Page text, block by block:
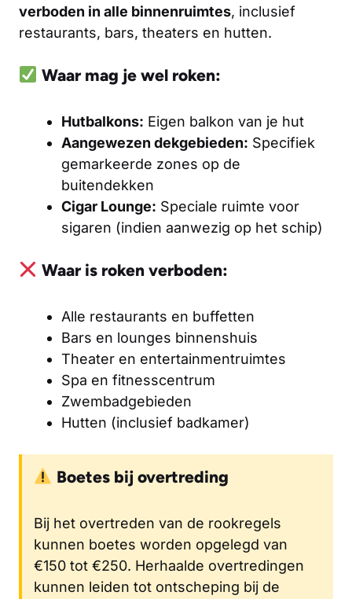
verboden in alle binnenruimtes, inclusief
restaurants, bars, theaters en hutten.
Waar mag je wel roken:
Hutbalkons: Eigen balkon van je hut
Aangewezen dekgebieden: Specifiek
gemarkeerde zones op de
buitendekken
Cigar Lounge: Speciale ruimte voor
sigaren (indien aanwezig op het schip)
Waar is roken verboden:
Alle restaurants en buffetten
Bars en lounges binnenshuis
Theater en entertainmentruimtes
Spa en fitnesscentrum
Zwembadgebieden
Hutten (inclusief badkamer)
Boetes bij overtreding
Bij het overtreden van de rookregels
kunnen boetes worden opgelegd van
€150 tot €250. Herhaalde overtredingen
kunnen leiden tot ontscheping bij de